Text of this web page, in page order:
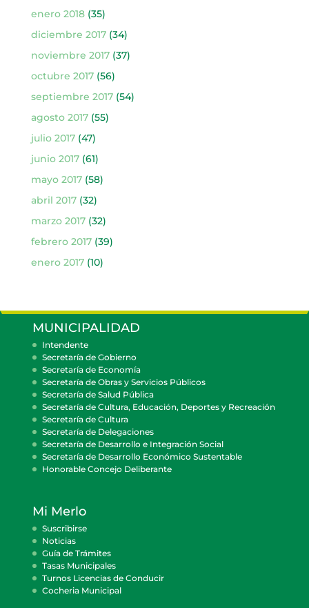
enero 2018(35)
diciembre 2017(34)
noviembre 2017(37)
octubre 2017(56)
septiembre 2017(54)
agosto 2017(55)
julio 2017(47)
junio 2017(61)
mayo 2017(58)
abril 2017(32)
marzo 2017(32)
febrero 2017(39)
enero 2017(10)
MUNICIPALIDAD
Intendente
Secretaría de Gobierno
Secretaría de Economía
Secretaría de Obras y Servicios Públicos
Secretaría de Salud Pública
Secretaría de Cultura, Educación, Deportes y Recreación
Secretaría de Cultura
Secretaría de Delegaciones
Secretaría de Desarrollo e Integración Social
Secretaría de Desarrollo Económico Sustentable
Honorable Concejo Deliberante
Mi Merlo
Suscribirse
Noticias
Guía de Trámites
Tasas Municipales
Turnos Licencias de Conducir
Cocheria Municipal